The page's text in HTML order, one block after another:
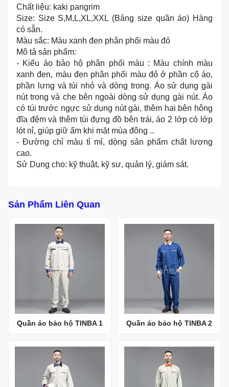
Chất liệu: kaki pangrim
Size: Size S,M,L,XL,XXL (Bảng size quần áo) Hàng
có sẵn.
Màu sắc: Màu xanh đen phân phối màu đỏ
Mô tả sản phẩm:
- Kiểu áo bảo hộ phân phối màu : Màu chính màu
xanh đen, màu đen phân phối màu đỏ ở phần cổ áo,
phần lưng và túi nhỏ và dòng trong. Áo sử dụng gài
nút trong và che bên ngoài dòng sử dụng gài nút. Áo
có túi trước ngực sử dụng nút gài, thêm hai bên hông
đĩa đệm và thêm túi đựng đồ bên trái, áo 2 lớp có lớp
lót nỉ, giúp giữ ấm khi mặt mùa đông ..
- Đường chỉ màu tỉ mỉ, dòng sản phẩm chất lượng
cao.
Sử Dụng cho: kỹ thuật, kỹ sư, quản lý, giám sát.
Sản Phẩm Liên Quan
Quần áo bảo hộ TINBA 1 Quần áo bảo hộ TINBA 2